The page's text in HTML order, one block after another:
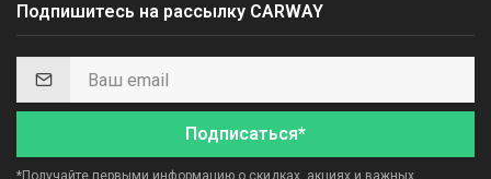
Подпишитесь на рассылку CARWAY
Подписаться*